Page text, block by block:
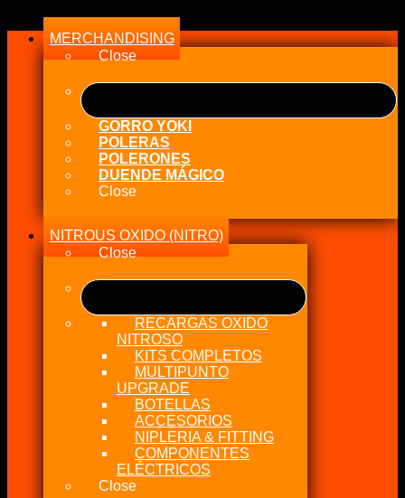
MERCHANDISING
Close
GORRO YOKI
POLERAS
POLERONES
DUENDE MÁGICO
Close
NITROUS OXIDO (NITRO)
Close
RECARGAS OXIDO
NITROSO
KITS COMPLETOS
MULTIPUNTO
UPGRADE
BOTELLAS
ACCESORIOS
NIPLERIA & FITTING
COMPONENTES
ELÉCTRICOS
Close